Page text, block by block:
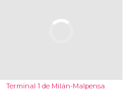
Terminal 1 de Milán-Malpensa